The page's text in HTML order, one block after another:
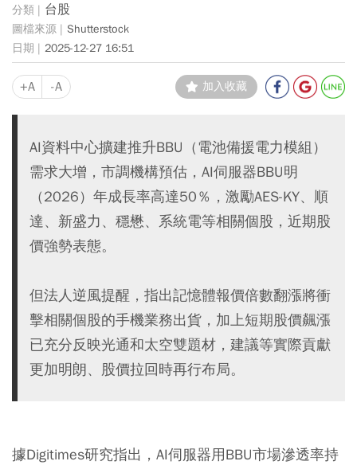
台股
Shutterstock
2025-12-27 16:51
+A -A 加入收藏
AI資料中心擴建推升BBU（電池備援電力模組）
需求大增，市調機構預估，AI伺服器BBU明
（2026）年成長率高達50％，激勵AES-KY、順
達、新盛力、穩懋、系統電等相關個股，近期股
價強勢表態。
但法人逆風提醒，指出記憶體報價倍數翻漲將衝
擊相關個股的手機業務出貨，加上短期股價飆漲
已充分反映光通和太空雙題材，建議等實際貢獻
更加明朗、股價拉回時再行布局。
據Digitimes研究指出，AI伺服器用BBU市場滲透率持